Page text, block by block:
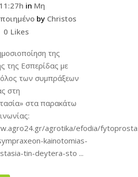
in Μη
by Christos
0 Likes
της
της Εσπερίδας με
των συμπράξεων
στη
στα παρακάτω
agrotika/efodia/
kainotomias-
tin-deytera-sto ...